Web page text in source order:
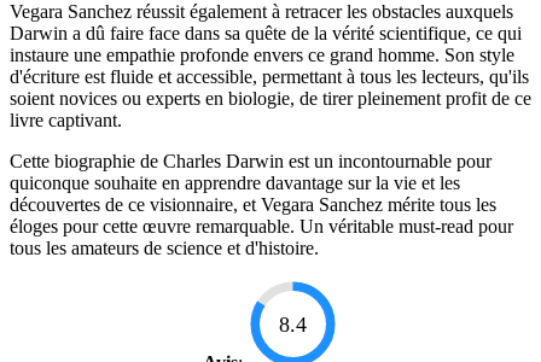
Vegara Sanchez réussit également à retracer les obstacles auxquels
Darwin a dû faire face dans sa quête de la vérité scientifique, ce qui
instaure une empathie profonde envers ce grand homme. Son style
d'écriture est fluide et accessible, permettant à tous les lecteurs, qu'ils
soient novices ou experts en biologie, de tirer pleinement profit de ce
livre captivant.
Cette biographie de Charles Darwin est un incontournable pour
quiconque souhaite en apprendre davantage sur la vie et les
découvertes de ce visionnaire, et Vegara Sanchez mérite tous les
éloges pour cette œuvre remarquable. Un véritable must-read pour
tous les amateurs de science et d'histoire.
8.4